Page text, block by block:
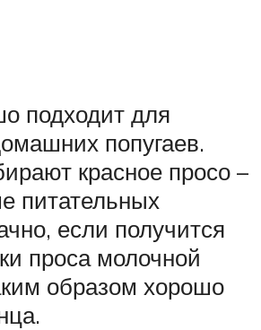
подходит для
попугаев.
красное просо –
питательных
если получится
проса молочной
образом хорошо